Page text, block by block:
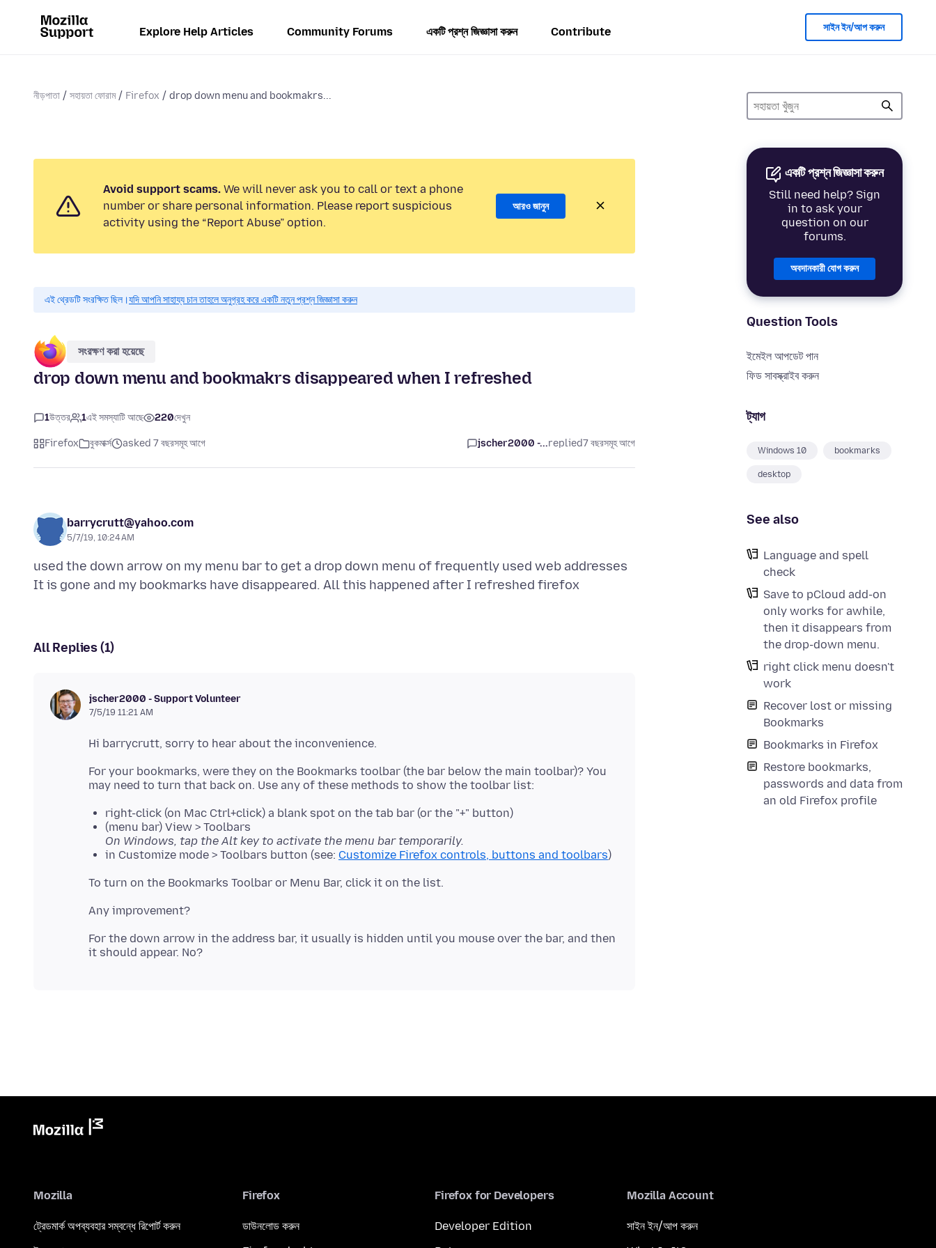
Explore Help Articles Community Forums একটি প্রশ্ন জিজ্ঞাসা করুন Contribute সাইন ইন/আপ করুন
নীড়পাতা সহায়তা ফোরাম Firefox drop down menu and bookmakrs...
একটি প্রশ্ন জিজ্ঞাসা করুন
Still need help? Sign
in to ask your
question on our
forums.
অবদানকারী যোগ করুন
Question Tools
ইমেইল আপডেট পান
ফিড সাবস্ক্রাইব করুন
ট্যাগ
Windows 10 bookmarks
desktop
See also
Language and spell
check
Save to pCloud add-on
only works for awhile,
then it disappears from
the drop-down menu.
right click menu doesn't
work
Recover lost or missing
Bookmarks
Bookmarks in Firefox
Restore bookmarks,
passwords and data from
an old Firefox profile
Avoid support scams. We will never ask you to call or text a phone
number or share personal information. Please report suspicious
activity using the “Report Abuse” option.
আরও জানুন
এই থ্রেডটি সংরক্ষিত ছিল।যদি আপনি সাহায্য চান তাহলে অনুগ্রহ করে একটি নতুন প্রশ্ন জিজ্ঞাসা করুন
সংরক্ষণ করা হয়েছে
drop down menu and bookmakrs disappeared when I refreshed
1উত্তর 1এই সমস্যাটি আছে 220দেখুন
Firefox বুকমার্ক্স asked 7 বছরসমূহ আগে jscher2000 -...replied7 বছরসমূহ আগে
barrycrutt@yahoo.com
5/7/19, 10:24 AM
used the down arrow on my menu bar to get a drop down menu of frequently used web addresses
All Replies (1)
jscher2000 - Support Volunteer
7/5/19 11:21 AM
For your bookmarks, were they on the Bookmarks toolbar (the bar below the main toolbar)? You
right-click (on Mac Ctrl+click) a blank spot on the tab bar (or the "+" button)
(menu bar) View > Toolbars
On Windows, tap the Alt key to activate the menu bar temporarily.
in Customize mode > Toolbars button (see: Customize Firefox controls, buttons and toolbars)
For the down arrow in the address bar, it usually is hidden until you mouse over the bar, and then
Mozilla
ট্রেডমার্ক অপব্যবহার সম্বন্ধে রিপোর্ট করুন
Firefox
ডাউনলোড করুন
Firefox for Developers
Developer Edition
Mozilla Account
সাইন ইন/আপ করুন